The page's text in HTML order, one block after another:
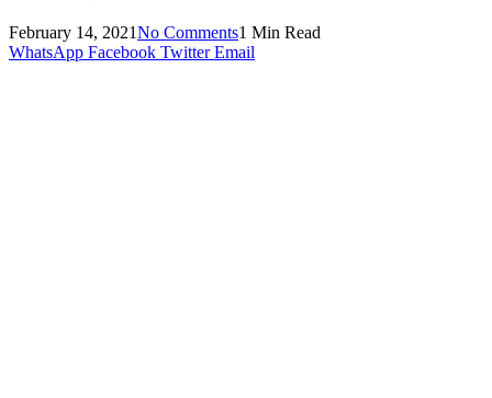
February 14, 2021No Comments1 Min Read
WhatsApp Facebook Twitter Email